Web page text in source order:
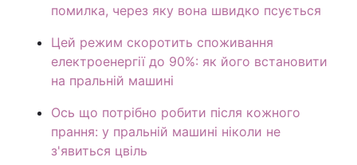
помилка, через яку вона швидко псується
Цей режим скоротить споживання
електроенергії до 90%: як його встановити
на пральній машині
Ось що потрібно робити після кожного
прання: у пральній машині ніколи не
з'явиться цвіль